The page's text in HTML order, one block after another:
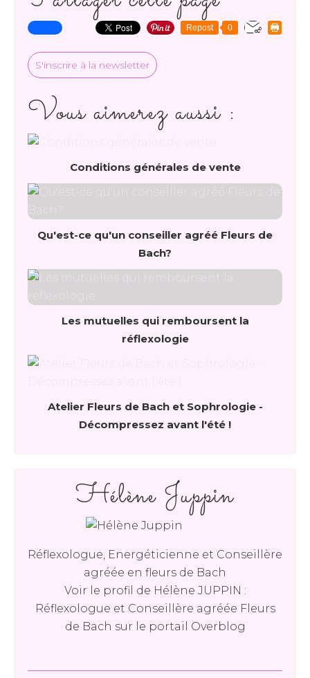
Repost 0
S'inscrire à la newsletter
Vous aimerez aussi :
Conditions générales de vente
Qu'est-ce qu'un conseiller agréé Fleurs de
Bach?
Les mutuelles qui remboursent la
réflexologie
Atelier Fleurs de Bach et Sophrologie -
Décompressez avant l'été !
Hélène Juppin
Réflexologue, Energéticienne et Conseillère
agréée en fleurs de Bach
Voir le profil de Hélène JUPPIN :
Réflexologue et Conseillère agréée Fleurs
de Bach sur le portail Overblog